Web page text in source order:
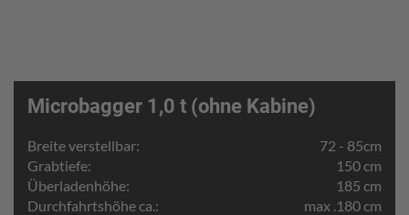
Microbagger 1,0 t (ohne Kabine)
Breite verstellbar:
72 - 85cm
Grabtiefe:
150 cm
Überladenhöhe:
185 cm
Durchfahrtshöhe ca.:
max .180 cm